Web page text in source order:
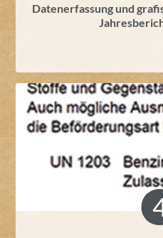
Datenerfassung und